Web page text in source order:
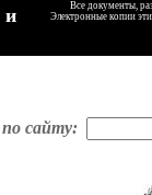
и
Все документы,
Электронные копии
сайту: